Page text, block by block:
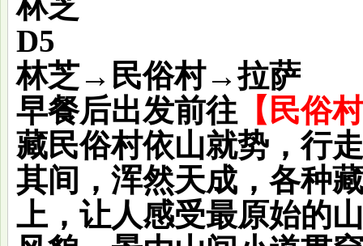
D5
林芝→民俗村→拉萨
早餐后出发前往 【民俗
藏民俗村依山就势，行走
其间，浑然天成，各种
上，让人感受最原始的